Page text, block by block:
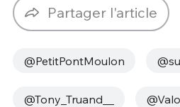
Partager l'article
@PetitPontMoulon
@Tony_Truand__